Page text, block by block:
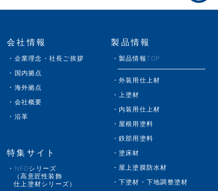
会社情報
企業理念・社長ご挨拶
国内拠点
海外拠点
会社概要
沿革
製品情報
製品情報TOP
外装用仕上材
上塗材
内装用仕上材
屋根用塗料
鉄部用塗料
塗床材
屋上塗膜防水材
下塗材・下地調整塗材
特集サイト
NFDシリーズ
（高意匠性装飾
仕上塗材シリーズ）